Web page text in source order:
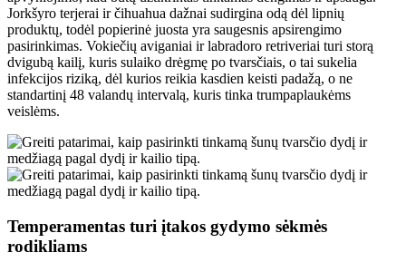
Jorkšyro terjerai ir čihuahua dažnai sudirgina odą dėl lipnių
produktų, todėl popierinė juosta yra saugesnis apsirengimo
pasirinkimas. Vokiečių aviganiai ir labradoro retriveriai turi storą
dvigubą kailį, kuris sulaiko drėgmę po tvarsčiais, o tai sukelia
infekcijos riziką, dėl kurios reikia kasdien keisti padažą, o ne
standartinį 48 valandų intervalą, kuris tinka trumpaplaukėms
veislėms.
Temperamentas turi įtakos gydymo sėkmės
rodikliams